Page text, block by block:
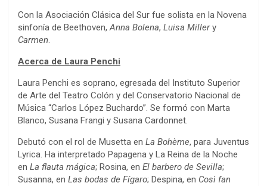
Con la Asociación Clásica del Sur fue solista en la Novena
sinfonía de Beethoven,Anna Bolena, Luisa Millery
Carmen.
Acerca de Laura Penchi
Laura Penchi es soprano, egresada del Instituto Superior
de Arte del Teatro Colón y del Conservatorio Nacional de
Música “Carlos López Buchardo”. Se formó con Marta
Blanco, Susana Frangi y Susana Cardonnet.
Debutó con el rol de Musetta en La Bohème, para Juventus
Lyrica. Ha interpretado Papagena y La Reina de la Noche
en La flauta mágica; Rosina, en El barbero de Sevilla;
Susanna, en Las bodas de Fígaro; Despina, en Così fan